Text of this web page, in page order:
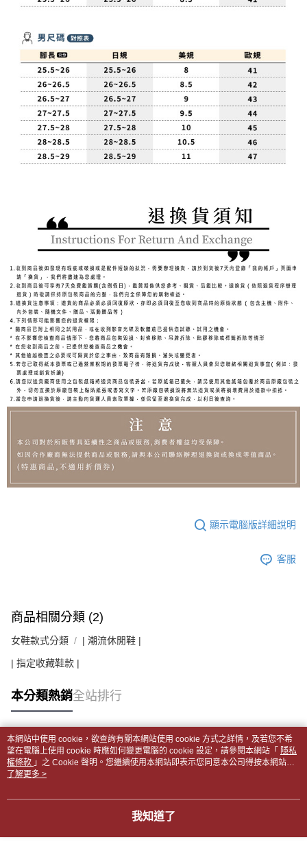
顯示電腦版詳細說明
客服
商品相關分類 (2)
女鞋款式分類 | 潮流休閒鞋 |
| 指定收藏鞋款 |
本分類熱銷全站排行
熱門標籤
本網站中使用 cookie，欲查詢有關本網站使用 cookie 方式之詳情，及若您不希
望在電腦上使用 cookie 時應如何變更電腦的 cookie 設定，請參閱本網站「 隱私
權條款 」之 Cookie 聲明。您繼續使用本網站即表示您同意本公司得按本網站使
用條款之 Cookie 聲明使用 cookie。
了解更多 >
我知道了